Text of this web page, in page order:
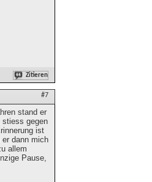
Zitieren
#7
stand er
stiess gegen
ist
er dann mich
allem
Pause,